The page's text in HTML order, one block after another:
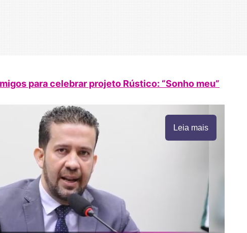
para celebrar projeto Rústico: “Sonho meu”
Leia mais